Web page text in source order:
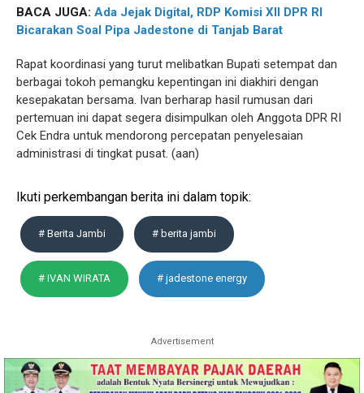
BACA JUGA: Ada Jejak Digital, RDP Komisi XII DPR RI
Bicarakan Soal Pipa Jadestone di Tanjab Barat
Rapat koordinasi yang turut melibatkan Bupati setempat dan
berbagai tokoh pemangku kepentingan ini diakhiri dengan
kesepakatan bersama. Ivan berharap hasil rumusan dari
pertemuan ini dapat segera disimpulkan oleh Anggota DPR RI
Cek Endra untuk mendorong percepatan penyelesaian
administrasi di tingkat pusat. (aan)
Ikuti perkembangan berita ini dalam topik:
# Berita Jambi # berita jambi
# IVAN WIRATA # jadestone energy
Advertisement